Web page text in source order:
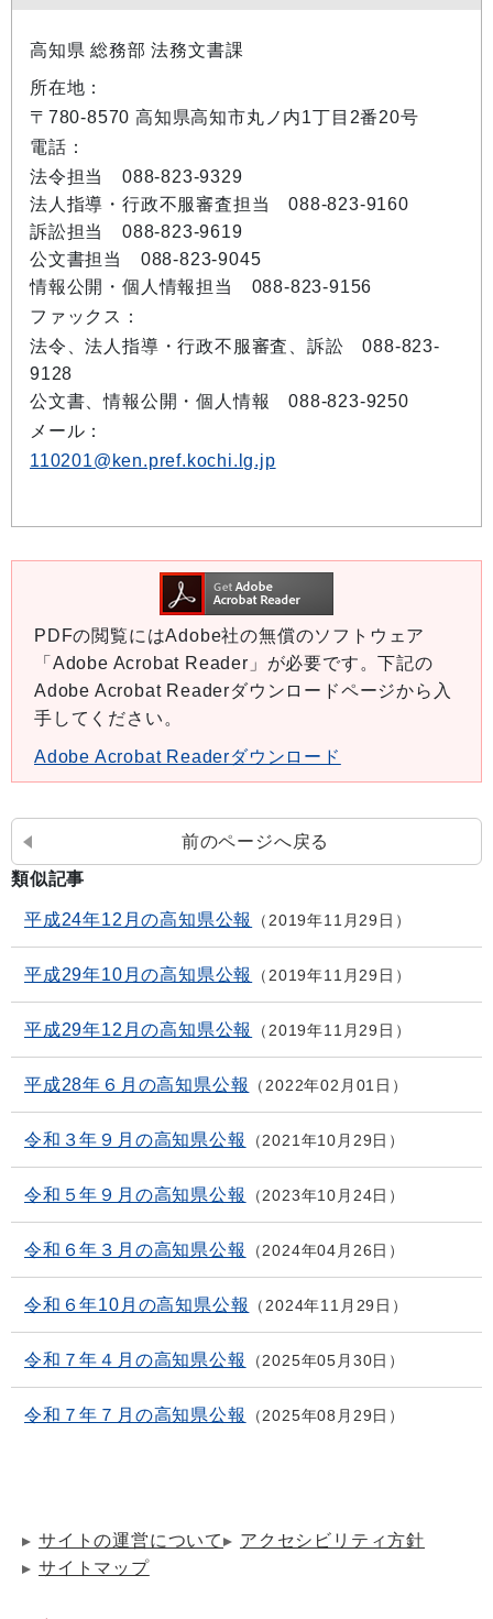
高知県 総務部 法務文書課
所在地：
〒780-8570 高知県高知市丸ノ内1丁目2番20号
電話：
法令担当 088-823-9329
法人指導・行政不服審査担当 088-823-9160
訴訟担当 088-823-9619
公文書担当 088-823-9045
情報公開・個人情報担当 088-823-9156
ファックス：
法令、法人指導・行政不服審査、訴訟 088-823-
9128
公文書、情報公開・個人情報 088-823-9250
メール：
110201@ken.pref.kochi.lg.jp
PDFの閲覧にはAdobe社の無償のソフトウェア
「Adobe Acrobat Reader」が必要です。下記の
Adobe Acrobat Readerダウンロードページから入
手してください。
Adobe Acrobat Readerダウンロード
前のページへ戻る
類似記事
平成24年12月の高知県公報 2019年11月29日
平成29年10月の高知県公報 2019年11月29日
平成29年12月の高知県公報 2019年11月29日
平成28年６月の高知県公報 2022年02月01日
令和３年９月の高知県公報 2021年10月29日
令和５年９月の高知県公報 2023年10月24日
令和６年３月の高知県公報 2024年04月26日
令和６年10月の高知県公報 2024年11月29日
令和７年４月の高知県公報 2025年05月30日
令和７年７月の高知県公報 2025年08月29日
サイトの運営について
アクセシビリティ方針
サイトマップ